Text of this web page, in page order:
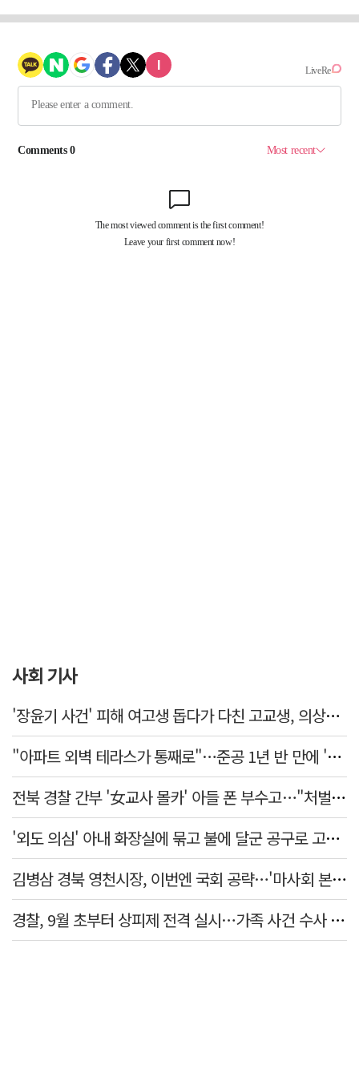
사회 기사
'장윤기 사건' 피해 여고생 돕다가 다친 고교생, 의상자 인정
"아파트 외벽 테라스가 통째로"…준공 1년 반 만에 '아찔 사고'
전북 경찰 간부 '女교사 몰카' 아들 폰 부수고…"처벌 못하는 사안" 내부망에 글
'외도 의심' 아내 화장실에 묶고 불에 달군 공구로 고문…남편 검거
김병삼 경북 영천시장, 이번엔 국회 공략…'마사회 본사 이전·광역교통망 확충' 요청
경찰, 9월 초부터 상피제 전격 실시…가족 사건 수사 못해